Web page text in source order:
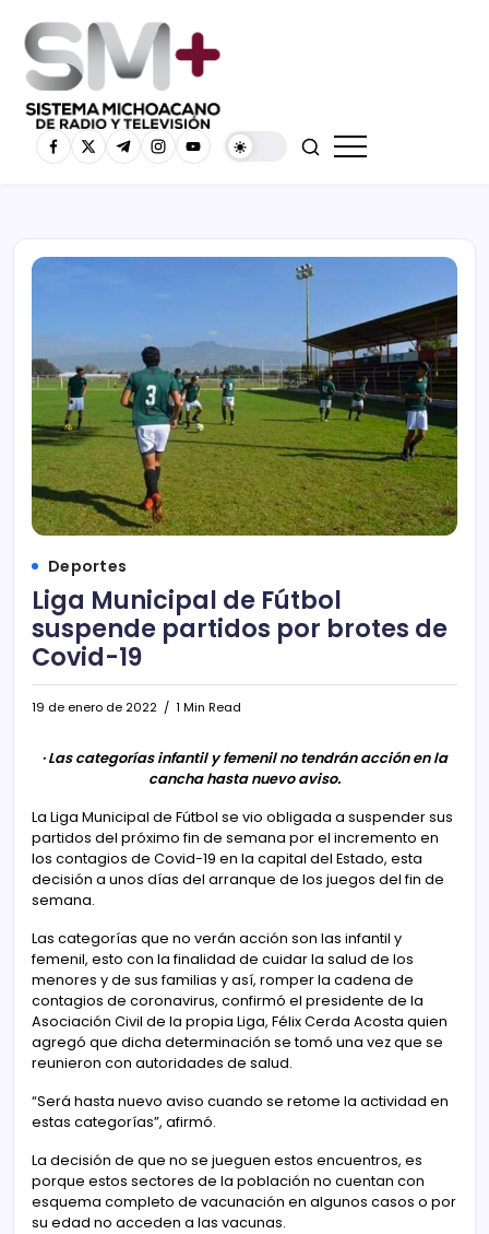
Deportes
Liga Municipal de Fútbol
suspende partidos por brotes de
Covid-19
19 de enero de 2022 1 Min Read
· Las categorías infantil y femenil no tendrán acción en la
cancha hasta nuevo aviso.
La Liga Municipal de Fútbol se vio obligada a suspender sus
partidos del próximo fin de semana por el incremento en
los contagios de Covid-19 en la capital del Estado, esta
decisión a unos días del arranque de los juegos del fin de
semana.
Las categorías que no verán acción son las infantil y
femenil, esto con la finalidad de cuidar la salud de los
menores y de sus familias y así, romper la cadena de
contagios de coronavirus, confirmó el presidente de la
Asociación Civil de la propia Liga, Félix Cerda Acosta quien
agregó que dicha determinación se tomó una vez que se
reunieron con autoridades de salud.
“Será hasta nuevo aviso cuando se retome la actividad en
estas categorías”, afirmó.
La decisión de que no se jueguen estos encuentros, es
porque estos sectores de la población no cuentan con
esquema completo de vacunación en algunos casos o por
su edad no acceden a las vacunas.